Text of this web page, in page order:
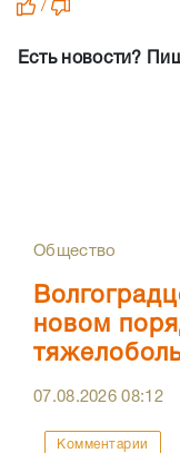
/
Есть новости?
Общество
новом
07.08.202608:12
Комментарии